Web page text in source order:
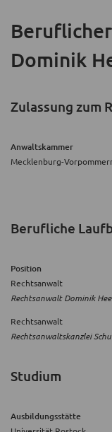
Dominik
Zulassung zum
Anwaltskammer
Mecklenburg-
Berufliche
Position
Rechtsanwalt
Rechtsanwalt Dominik
Rechtsanwalt
Rechtsanwaltskanzlei
Studium
Ausbildungsstätte